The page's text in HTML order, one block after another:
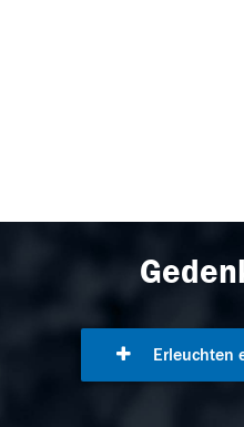
Erleuchten